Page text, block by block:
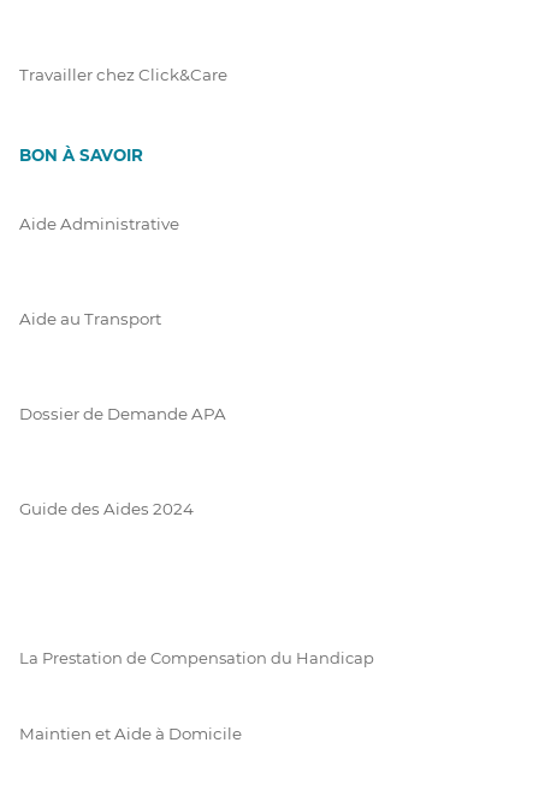
Travailler chez Click&Care
BON À SAVOIR
Aide Administrative
Aide au Transport
Dossier de Demande APA
Guide des Aides 2024
La Prestation de Compensation du Handicap
Maintien et Aide à Domicile